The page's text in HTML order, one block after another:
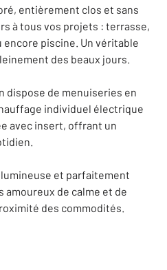
entièrement clos et sans
à tous vos projets : terrasse,
encore piscine. Un véritable
des beaux jours.
dispose de menuiseries en
individuel électrique
avec insert, offrant un
et parfaitement
de calme et de
des commodités.